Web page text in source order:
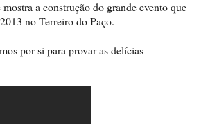
a construção do grande evento que
no Terreiro do Paço.
por si para provar as delícias